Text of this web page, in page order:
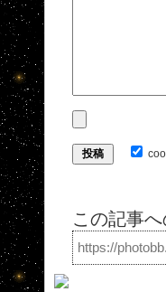
この記事
https://